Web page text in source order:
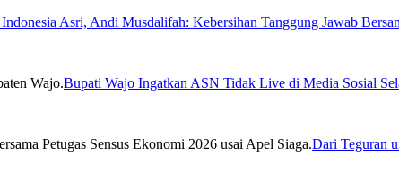
Asri, Andi Musdalifah: Kebersihan Tanggung Jawab
Bupati Wajo Ingatkan ASN Tidak Live di Media Sosial
Dari Teguran